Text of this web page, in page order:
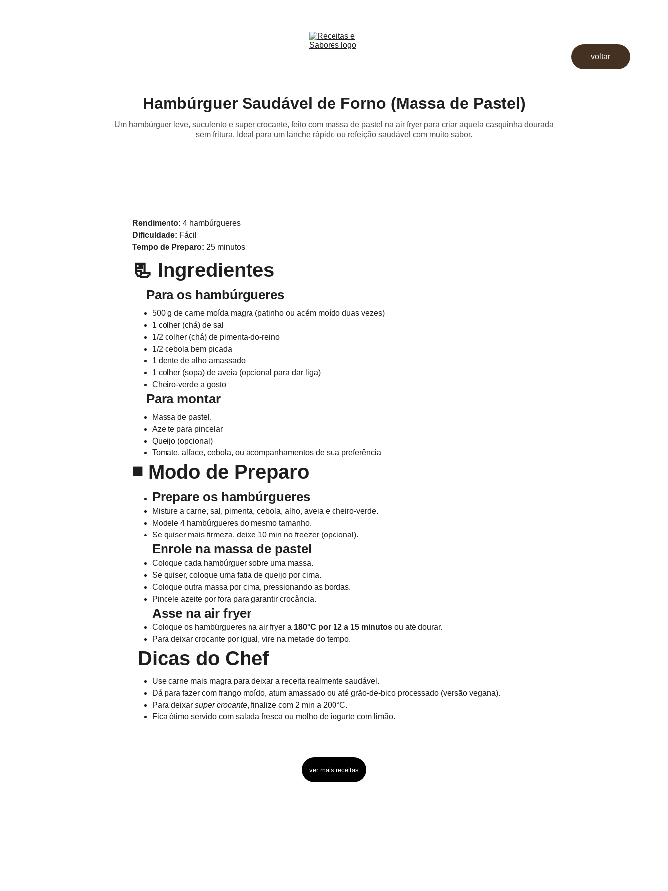
voltar
Hambúrguer Saudável de Forno (Massa de Pastel)
Um hambúrguer leve, suculento e super crocante, feito com massa de pastel na air fryer para criar aquela casquinha dourada
sem fritura. Ideal para um lanche rápido ou refeição saudável com muito sabor.
Rendimento: 4 hambúrgueres
Dificuldade: Fácil
Tempo de Preparo: 25 minutos
📃 Ingredientes
    Para os hambúrgueres
500 g de carne moída magra (patinho ou acém moído duas vezes)
1 colher (chá) de sal
1/2 colher (chá) de pimenta-do-reino
1/2 cebola bem picada
1 dente de alho amassado
1 colher (sopa) de aveia (opcional para dar liga)
Cheiro-verde a gosto
    Para montar
Massa de pastel.
Azeite para pincelar
Queijo (opcional)
Tomate, alface, cebola, ou acompanhamentos de sua preferência
◾ Modo de Preparo
Prepare os hambúrgueres
Misture a carne, sal, pimenta, cebola, alho, aveia e cheiro-verde.
Modele 4 hambúrgueres do mesmo tamanho.
Se quiser mais firmeza, deixe 10 min no freezer (opcional).
Enrole na massa de pastel
Coloque cada hambúrguer sobre uma massa.
Se quiser, coloque uma fatia de queijo por cima.
Coloque outra massa por cima, pressionando as bordas.
Pincele azeite por fora para garantir crocância.
Asse na air fryer
Coloque os hambúrgueres na air fryer a 180°C por 12 a 15 minutos ou até dourar.
Para deixar crocante por igual, vire na metade do tempo.
Dicas do Chef
Use carne mais magra para deixar a receita realmente saudável.
Dá para fazer com frango moído, atum amassado ou até grão-de-bico processado (versão vegana).
Para deixar super crocante, finalize com 2 min a 200°C.
Fica ótimo servido com salada fresca ou molho de iogurte com limão.
ver mais receitas